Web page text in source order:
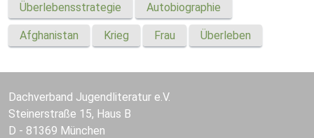
Überlebensstrategie Autobiographie
Afghanistan Krieg Frau Überleben
Dachverband Jugendliteratur e.V.
Steinerstraße 15, Haus B
D - 81369 München